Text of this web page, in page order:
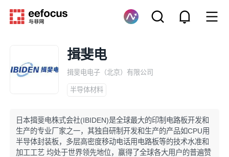
揖斐电
揖斐电电子（北京）有限公司
半导体材料
日本揖斐电株式会社(IBIDEN)是全球最大的印制电路板开发和
生产的专业厂家之一，其独自研制开发和生产的产品如CPU用
半导体封装板，多层高密度移动电话用电路板等的技术水准和
加工工艺 均处于世界领先地位，赢得了全球各大用户的普遍赞